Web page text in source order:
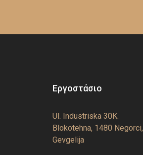
Εργοστάσιο
Ul. Industriska 30K.
Blokotehna, 1480 Negorci,
Gevgelija